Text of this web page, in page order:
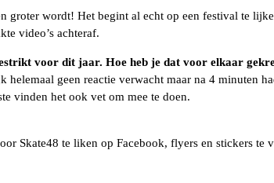
groter wordt! Het begint al echt op een festival te
video’s achteraf.
voor dit jaar. Hoe heb je dat voor elkaar
geen reactie verwacht maar na 4 minuten
vinden het ook vet om mee te doen.
Skate48 te liken op Facebook, flyers en stickers te